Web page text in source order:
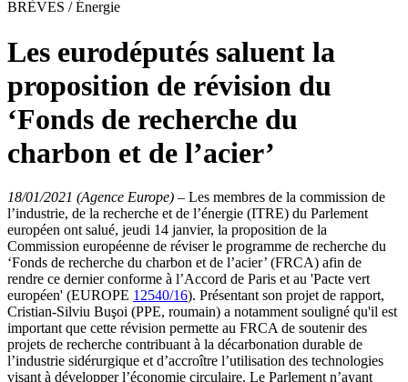
BRÈVES / Énergie
Les eurodéputés saluent la
proposition de révision du
‘Fonds de recherche du
charbon et de l’acier’
18/01/2021 (Agence Europe) – Les membres de la commission de
l’industrie, de la recherche et de l’énergie (ITRE) du Parlement
européen ont salué, jeudi 14 janvier, la proposition de la
Commission européenne de réviser le programme de recherche du
‘Fonds de recherche du charbon et de l’acier’ (FRCA) afin de
rendre ce dernier conforme à l’Accord de Paris et au 'Pacte vert
européen' (EUROPE 12540/16). Présentant son projet de rapport,
Cristian-Silviu Buşoi (PPE, roumain) a notamment souligné qu'il est
important que cette révision permette au FRCA de soutenir des
projets de recherche contribuant à la décarbonation durable de
l’industrie sidérurgique et d’accroître l’utilisation des technologies
visant à développer l’économie circulaire. Le Parlement n’ayant